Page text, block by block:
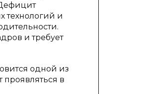
технологий и
и требует
одной из
в